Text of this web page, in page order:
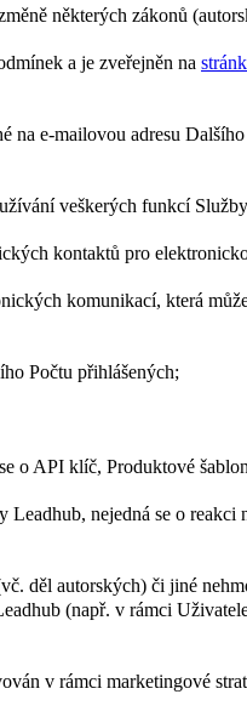
některých zákonů
a je zveřejněn na
e-mailovou adresu
veškerých funkcí
kontaktů pro
komunikací, která
Počtu přihlášených;
o API klíč, Produktové
nejedná se o
děl autorských) či jiné
(např. v rámci
v rámci marketingové